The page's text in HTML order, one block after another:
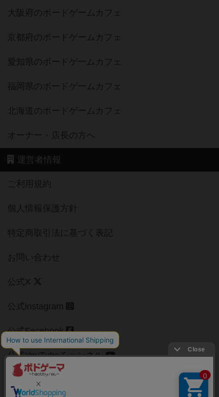
大阪府のボードゲームカフェ
京都府のボードゲームカフェ
愛知県のボードゲームカフェ
福岡県のボードゲームカフェ
北海道のボードゲームカフェ
オーナー・店長の方へ
運営者情報
ご利用規約
個人情報保護方針
特定商取引法に基づく表記
お問い合わせ
公式X
公式instagram
公式Facebook
公式YouTubeチャンネル